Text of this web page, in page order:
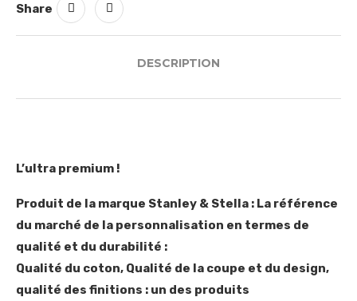
Share
DESCRIPTION
L’ultra premium !
Produit de la marque Stanley & Stella : La référence
du marché de la personnalisation en termes de
qualité et du durabilité :
Qualité du coton, Qualité de la coupe et du design,
qualité des finitions : un des produits